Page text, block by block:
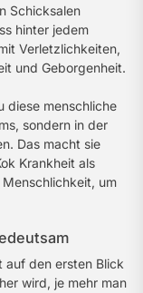
Schicksalen
hinter jedem
Verletzlichkeiten,
und Geborgenheit.
diese menschliche
sondern in der
Das macht sie
Krankheit als
um
auf den ersten Blick
wird, je mehr man